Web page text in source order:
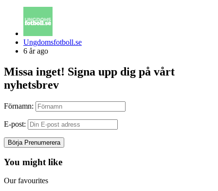
Posted
by
Ungdomsfotboll.se
6 år ago
Missa inget! Signa upp dig på vårt
nyhetsbrev
Förnamn:
E-post:
You might like
Our favourites